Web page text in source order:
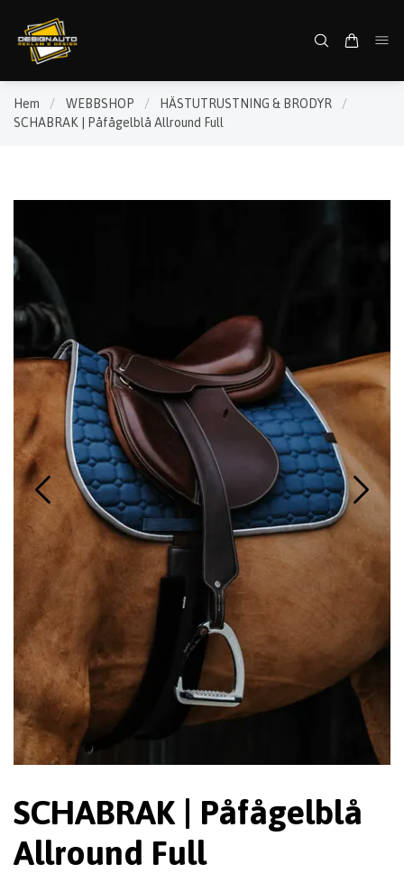
Hem / WEBBSHOP / HÄSTUTRUSTNING & BRODYR
/
SCHABRAK | Påfågelblå Allround Full
SCHABRAK | Påfågelblå
Allround Full